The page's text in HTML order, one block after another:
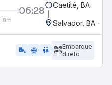
06:28
8m
Caetité, BA
Salvador, BA -
airline_seat_legroom_extra ac_unit wc
Embarque
direto